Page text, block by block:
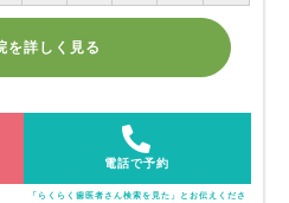
を詳しく見る
電話で予約
「らくらく歯医者さん検索を見た」とお伝えくださ